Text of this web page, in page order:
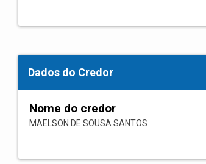
Dados do Credor
Nome do credor
MAELSON DE SOUSA SANTOS